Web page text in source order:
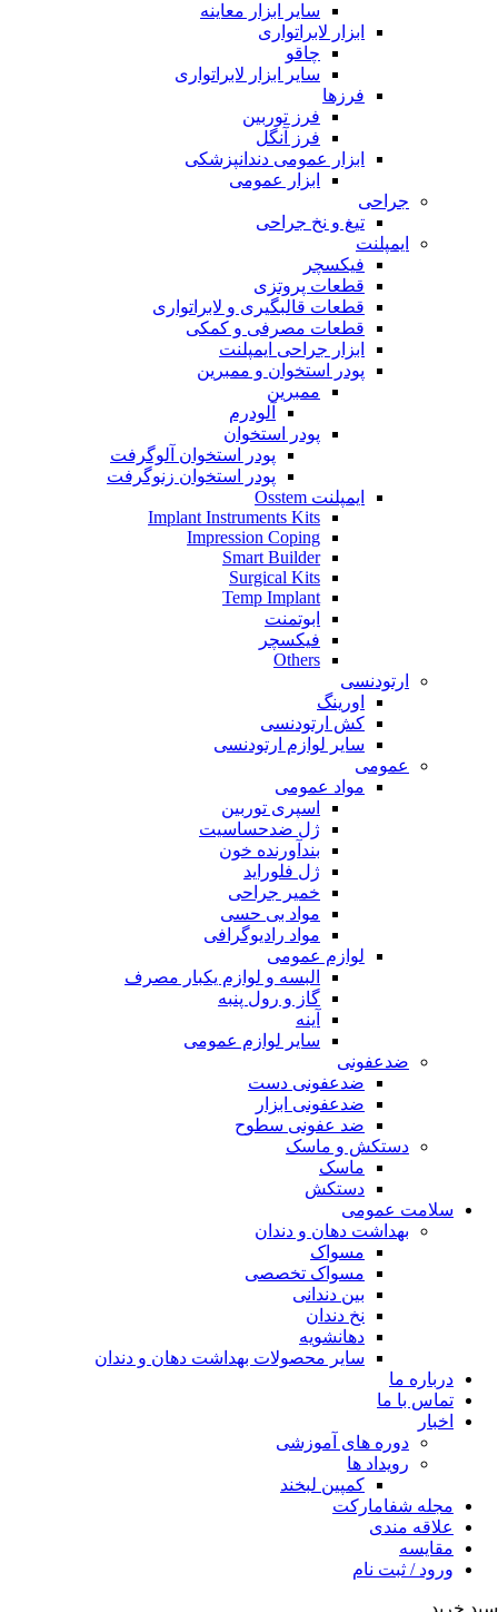
سایر ابزار معاینه
ابزار لابراتواری
چاقو
سایر ابزار لابراتواری
فرزها
فرز توربین
فرز آنگل
ابزار عمومی دندانپزشکی
ابزار عمومی
جراحی
تیغ و نخ جراحی
ایمپلنت
فیکسچر
قطعات پروتزی
قطعات قالبگیری و لابراتواری
قطعات مصرفی و کمکی
ابزار جراحی ایمپلنت
پودر استخوان و ممبرین
ممبرین
آلودرم
پودر استخوان
پودر استخوان آلوگرفت
پودر استخوان زنوگرفت
ایمپلنت Osstem
Implant Instruments Kits
Impression Coping
Smart Builder
Surgical Kits
Temp Implant
ابوتمنت
فیکسچر
Others
ارتودنسی
اورینگ
کش ارتودنسی
سایر لوازم ارتودنسی
عمومی
مواد عمومی
اسپری توربین
ژل ضدحساسیت
بندآورنده خون
ژل فلوراید
خمیر جراحی
مواد بی حسی
مواد رادیوگرافی
لوازم عمومی
البسه و لوازم یکبار مصرف
گاز و رول پنبه
آینه
سایر لوازم عمومی
ضدعفونی
ضدعفونی دست
ضدعفونی ابزار
ضد عفونی سطوح
دستکش و ماسک
ماسک
دستکش
سلامت عمومی
بهداشت دهان و دندان
مسواک
مسواک تخصصی
بین دندانی
نخ دندان
دهانشویه
سایر محصولات بهداشت دهان و دندان
درباره ما
تماس با ما
اخبار
دوره های آموزشی
رویداد ها
کمپین لبخند
مجله شفامارکت
علاقه مندی
مقایسه
ورود / ثبت نام
سبد خرید